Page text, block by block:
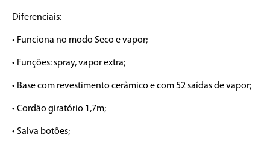
Diferenciais:
• Funciona no modo Seco e vapor;
• Funções: spray, vapor extra;
• Base com revestimento cerâmico e com 52 saídas de vapor;
• Cordão giratório 1,7m;
• Salva botões;